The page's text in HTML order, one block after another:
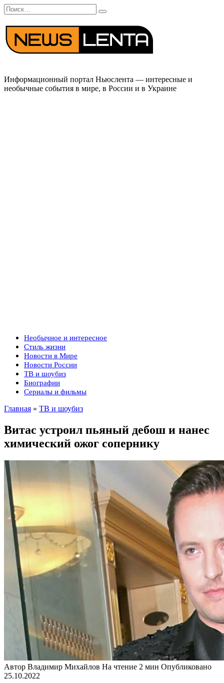
Перейти
к
содержанию
Search
for:
Информационный портал Ньюслента — интересные и
необычные события в мире, в России и в Украине
Необычное и интересное
Стиль жизни
Новости в Мире
Новости России
ТВ и шоубиз
Биографии
Сериалы и фильмы
Главная » ТВ и шоубиз
Витас устроил пьяный дебош и нанес
химический ожог сопернику
Автор Владимир Михайлов На чтение 2 мин Опубликовано
25.10.2022